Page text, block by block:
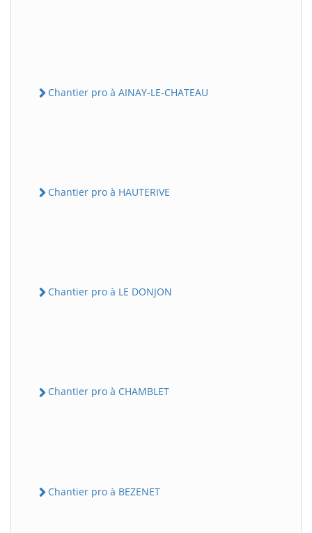
Chantier pro à AINAY-LE-CHATEAU
Chantier pro à HAUTERIVE
Chantier pro à LE DONJON
Chantier pro à CHAMBLET
Chantier pro à BEZENET